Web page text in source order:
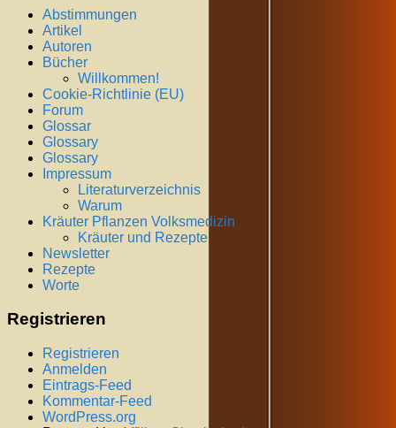
Abstimmungen
Artikel
Autoren
Bücher
Willkommen!
Cookie-Richtlinie (EU)
Forum
Glossar
Glossary
Glossary
Impressum
Literaturverzeichnis
Warum
Kräuter Pflanzen Volksmedizin
Kräuter und Rezepte
Newsletter
Rezepte
Worte
Registrieren
Registrieren
Anmelden
Eintrags-Feed
Kommentar-Feed
WordPress.org